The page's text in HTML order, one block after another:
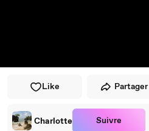
Like Partager
Charlotte Suivre